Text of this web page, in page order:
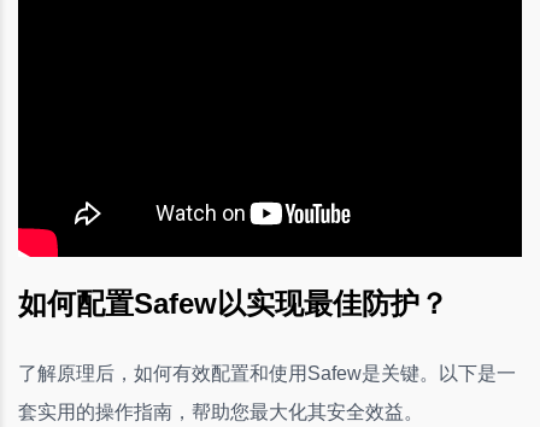
如何配置Safew以实现最佳防护？
了解原理后，如何有效配置和使用Safew是关键。以下是一
套实用的操作指南，帮助您最大化其安全效益。